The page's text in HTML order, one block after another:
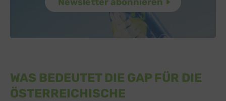
WAS BEDEUTET DIE GAP FÜR DIE
ÖSTERREICHISCHE